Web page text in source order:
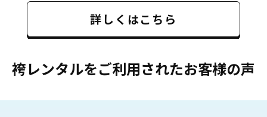
詳しくはこちら
袴レンタルをご利用されたお客様の声